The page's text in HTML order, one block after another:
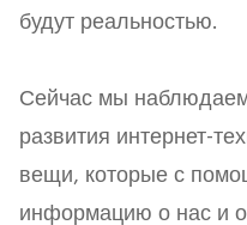
будут реальностью.
Сейчас мы
развития интернет-
вещи, которые с
информацию о нас и